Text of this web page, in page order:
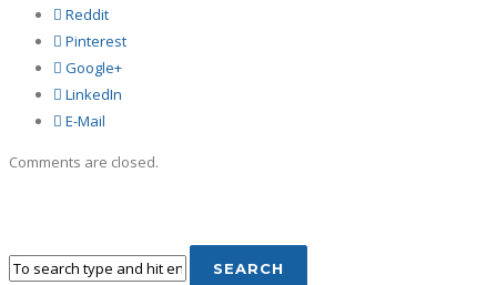
Reddit
Pinterest
Google+
LinkedIn
E-Mail
Comments are closed.